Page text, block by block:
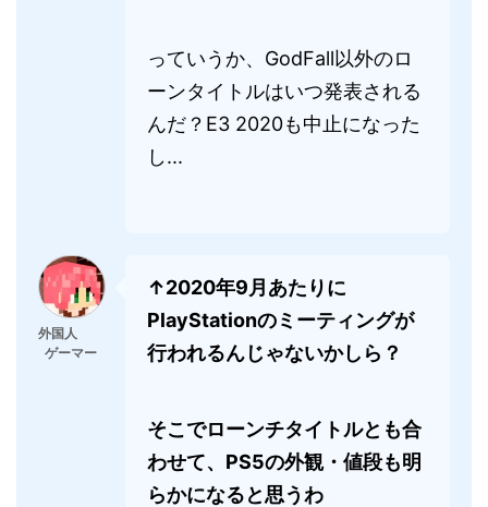
っていうか、GodFall以外のロ
ーンタイトルはいつ発表される
んだ？E3 2020も中止になった
し...
外国人
ゲーマー
↑2020年9月あたりに
PlayStationのミーティングが
行われるんじゃないかしら？
そこでローンチタイトルとも合
わせて、PS5の外観・値段も明
らかになると思うわ